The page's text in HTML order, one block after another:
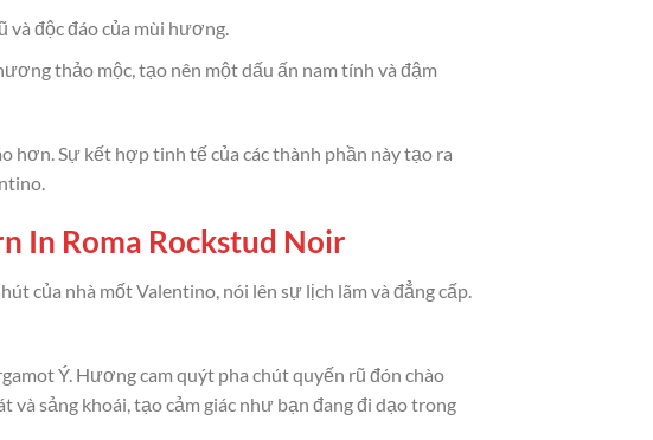
và độc đáo của mùi hương.
thảo mộc, tạo nên một dấu ấn nam tính và đậm
hơn. Sự kết hợp tinh tế của các thành phần này tạo ra
In Roma Rockstud Noir
của nhà mốt Valentino, nói lên sự lịch lãm và đẳng cấp.
Ý. Hương cam quýt pha chút quyến rũ đón chào
sảng khoái, tạo cảm giác như bạn đang đi dạo trong